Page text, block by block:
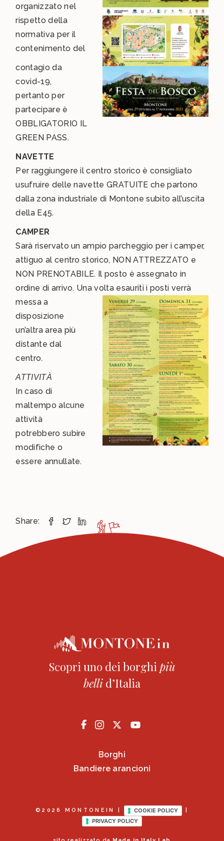
organizzato nel
rispetto della
normativa per il
contenimento del
contagio da
covid-19,
pertanto per
partecipare è
OBBLIGATORIO IL
GREEN PASS.
NAVETTE
Per raggiungere il centro storico è consigliato
usufruire delle navette GRATUITE che partono
dalla zona industriale di Montone subito all’uscita
della E45.
CAMPER
Sarà riservato un ampio parcheggio per i camper,
attiguo al centro storico, NON ATTREZZATO e
NON PRENOTABILE. Il posto è assegnato in
ordine di arrivo. Una volta esauriti i posti verrà
messa a
disposizione
un’altra area più
distante dal
centro.
ATTIVITÀ
In caso di
maltempo alcune
attività
potrebbero subire
modifiche o
essere annullate.
Share:
Scopri uno dei borghi più
bellid’Italia
Borghi
Bandiere arancioni
©2026 MONTONEIN | COOKIE POLICY
PRIVACY POLICY